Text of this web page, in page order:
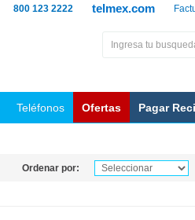
telmex.com
800 123 2222
Teléfonos Ofertas Pagar
Ordenar por: